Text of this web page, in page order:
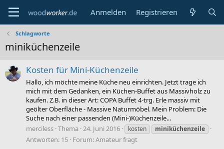
Anmelden Registrieren
Schlagworte
miniküchenzeile
Kosten für Mini-Küchenzeile
Hallo, ich möchte meine Küche neu einrichten. Jetzt trage ich
mich mit dem Gedanken, ein Küchen-Buffet aus Massivholz zu
kaufen. Z.B. in dieser Art: COPA Buffet 4-trg. Erle massiv mit
geölter Oberfläche - Massive Naturmöbel. Mein Problem: Die
Suche nach einer passenden (Mini-)Küchenzeile...
merciless Thema 24. Juni 2016 kosten miniküchenzeile
Antworten: 15 Forum:Amateur fragt